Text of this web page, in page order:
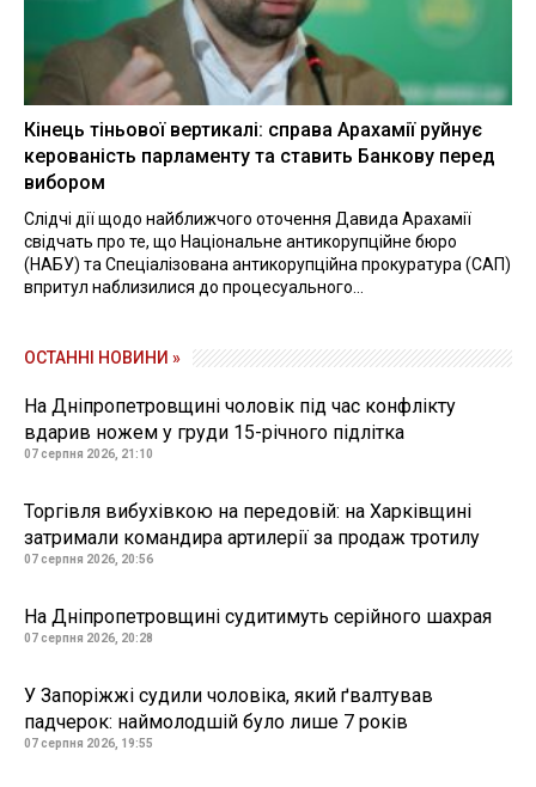
Кінець тіньової вертикалі: справа Арахамії руйнує
керованість парламенту та ставить Банкову перед
вибором
Слідчі дії щодо найближчого оточення Давида Арахамії
свідчать про те, що Національне антикорупційне бюро
(НАБУ) та Спеціалізована антикорупційна прокуратура (САП)
впритул наблизилися до процесуального...
ОСТАННІ НОВИНИ »
На Дніпропетровщині чоловік під час конфлікту
вдарив ножем у груди 15-річного підлітка
07 серпня 2026, 21:10
Торгівля вибухівкою на передовій: на Харківщині
затримали командира артилерії за продаж тротилу
07 серпня 2026, 20:56
На Дніпропетровщині судитимуть серійного шахрая
07 серпня 2026, 20:28
У Запоріжжі судили чоловіка, який ґвалтував
падчерок: наймолодшій було лише 7 років
07 серпня 2026, 19:55